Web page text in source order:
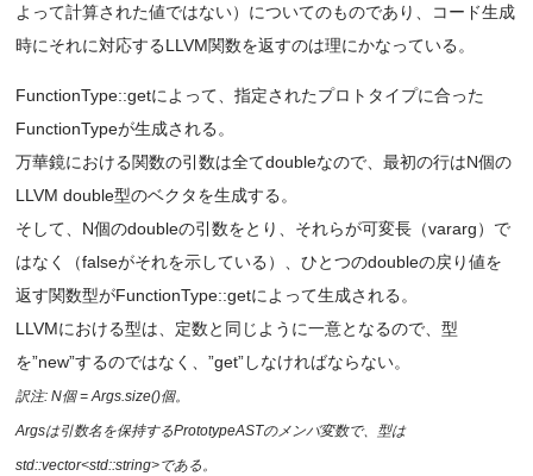
よって計算された値ではない）についてのものであり、コード生成
時にそれに対応するLLVM関数を返すのは理にかなっている。
FunctionType::getによって、指定されたプロトタイプに合った
FunctionTypeが生成される。
万華鏡における関数の引数は全てdoubleなので、最初の行はN個の
LLVM double型のベクタを生成する。
そして、N個のdoubleの引数をとり、それらが可変長（vararg）で
はなく（falseがそれを示している）、ひとつのdoubleの戻り値を
返す関数型がFunctionType::getによって生成される。
LLVMにおける型は、定数と同じように一意となるので、型
を”new”するのではなく、”get”しなければならない。
訳注: N個 = Args.size()個。
Argsは引数名を保持するPrototypeASTのメンバ変数で、型は
std::vector<std::string>である。